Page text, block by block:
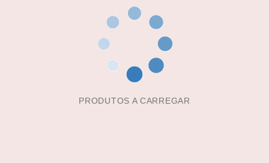
PRODUTOS A CARREGAR